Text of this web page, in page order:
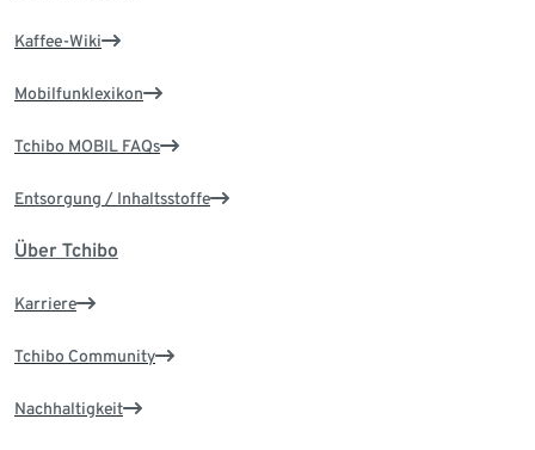
Kaffee-Wiki
Mobilfunklexikon
Tchibo MOBIL FAQs
Entsorgung / Inhaltsstoffe
Über Tchibo
Karriere
Tchibo Community
Nachhaltigkeit